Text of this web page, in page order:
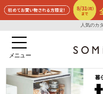
人気のカ
メニュー